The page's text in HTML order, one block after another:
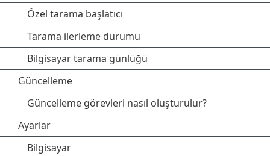
Özel tarama başlatıcı
Tarama ilerleme durumu
Bilgisayar tarama günlüğü
Güncelleme
Güncelleme görevleri nasıl oluşturulur?
Ayarlar
Bilgisayar